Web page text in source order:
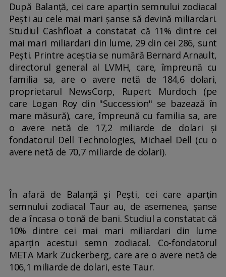
După Balanță, cei care aparțin semnului zodiacal
Pești au cele mai mari șanse să devină miliardari.
Studiul Cashfloat a constatat că 11% dintre cei
mai mari miliardari din lume, 29 din cei 286, sunt
Pești. Printre aceștia se numără Bernard Arnault,
directorul general al LVMH, care, împreună cu
familia sa, are o avere netă de 184,6 dolari,
proprietarul NewsCorp, Rupert Murdoch (pe
care Logan Roy din "Succession" se bazează în
mare măsură), care, împreună cu familia sa, are
o avere netă de 17,2 miliarde de dolari și
fondatorul Dell Technologies, Michael Dell (cu o
avere netă de 70,7 miliarde de dolari).
În afară de Balanță și Pești, cei care aparțin
semnului zodiacal Taur au, de asemenea, șanse
de a încasa o tonă de bani. Studiul a constatat că
10% dintre cei mai mari miliardari din lume
aparțin acestui semn zodiacal. Co-fondatorul
META Mark Zuckerberg, care are o avere netă de
106,1 miliarde de dolari, este Taur.